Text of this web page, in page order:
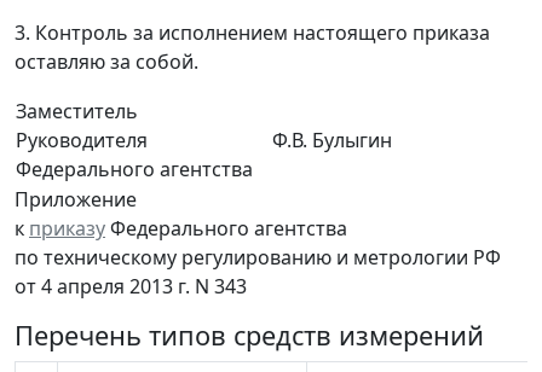
3. Контроль за исполнением настоящего приказа
оставляю за собой.
Заместитель
Руководителя
Федерального агентства
Ф.В. Булыгин
Приложение
к приказуФедерального агентства
по техническому регулированию и метрологии РФ
от 4 апреля 2013 г. N 343
Перечень типов средств измерений